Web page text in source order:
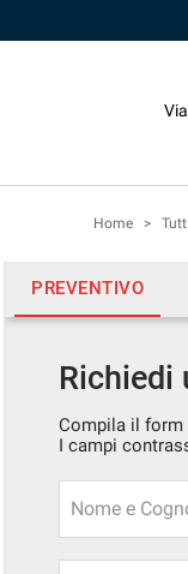
Home >
PREVENTIVO
Richiedi
Compila il form
I campi
Nome e